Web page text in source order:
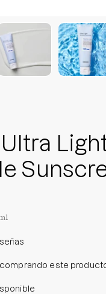
Ultra
unidad
este